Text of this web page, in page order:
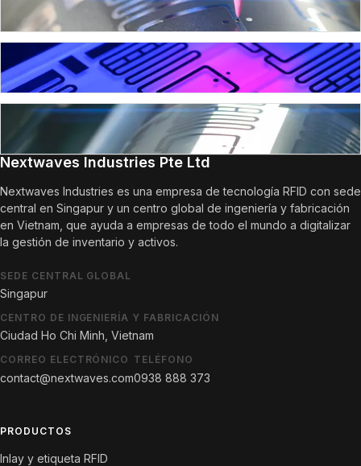
Nextwaves Industries Pte Ltd
Nextwaves Industries es una empresa de tecnología RFID con sede
central en Singapur y un centro global de ingeniería y fabricación
en Vietnam, que ayuda a empresas de todo el mundo a digitalizar
la gestión de inventario y activos.
SEDE CENTRAL GLOBAL
Singapur
CENTRO DE INGENIERÍA Y FABRICACIÓN
Ciudad Ho Chi Minh, Vietnam
CORREO ELECTRÓNICO
contact@nextwaves.com
TELÉFONO
0938 888 373
PRODUCTOS
Inlay y etiqueta RFID